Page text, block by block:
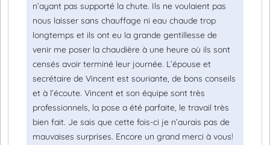
n’ayant pas supporté la chute. Ils ne voulaient pas
nous laisser sans chauffage ni eau chaude trop
longtemps et ils ont eu la grande gentillesse de
venir me poser la chaudière à une heure où ils sont
censés avoir terminé leur journée. L’épouse et
secrétaire de Vincent est souriante, de bons conseils
et à l’écoute. Vincent et son équipe sont très
professionnels, la pose a été parfaite, le travail très
bien fait. Je sais que cette fois-ci je n’aurais pas de
mauvaises surprises. Encore un grand merci à vous!